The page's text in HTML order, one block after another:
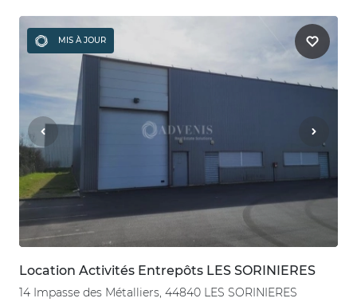
MIS À JOUR
Location Activités Entrepôts LES SORINIERES
14 Impasse des Métalliers, 44840 LES SORINIERES